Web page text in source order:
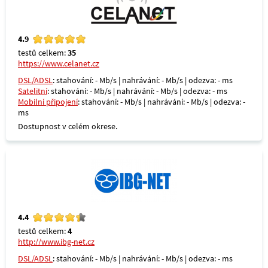
4.9
testů celkem:35
https://www.celanet.cz
DSL/ADSL: stahování: - Mb/s | nahrávání: - Mb/s | odezva: - ms
Satelitní: stahování: - Mb/s | nahrávání: - Mb/s | odezva: - ms
Mobilní připojení: stahování: - Mb/s | nahrávání: - Mb/s | odezva: -
ms
Dostupnost v celém okrese.
4.4
testů celkem:4
http://www.ibg-net.cz
DSL/ADSL: stahování: - Mb/s | nahrávání: - Mb/s | odezva: - ms